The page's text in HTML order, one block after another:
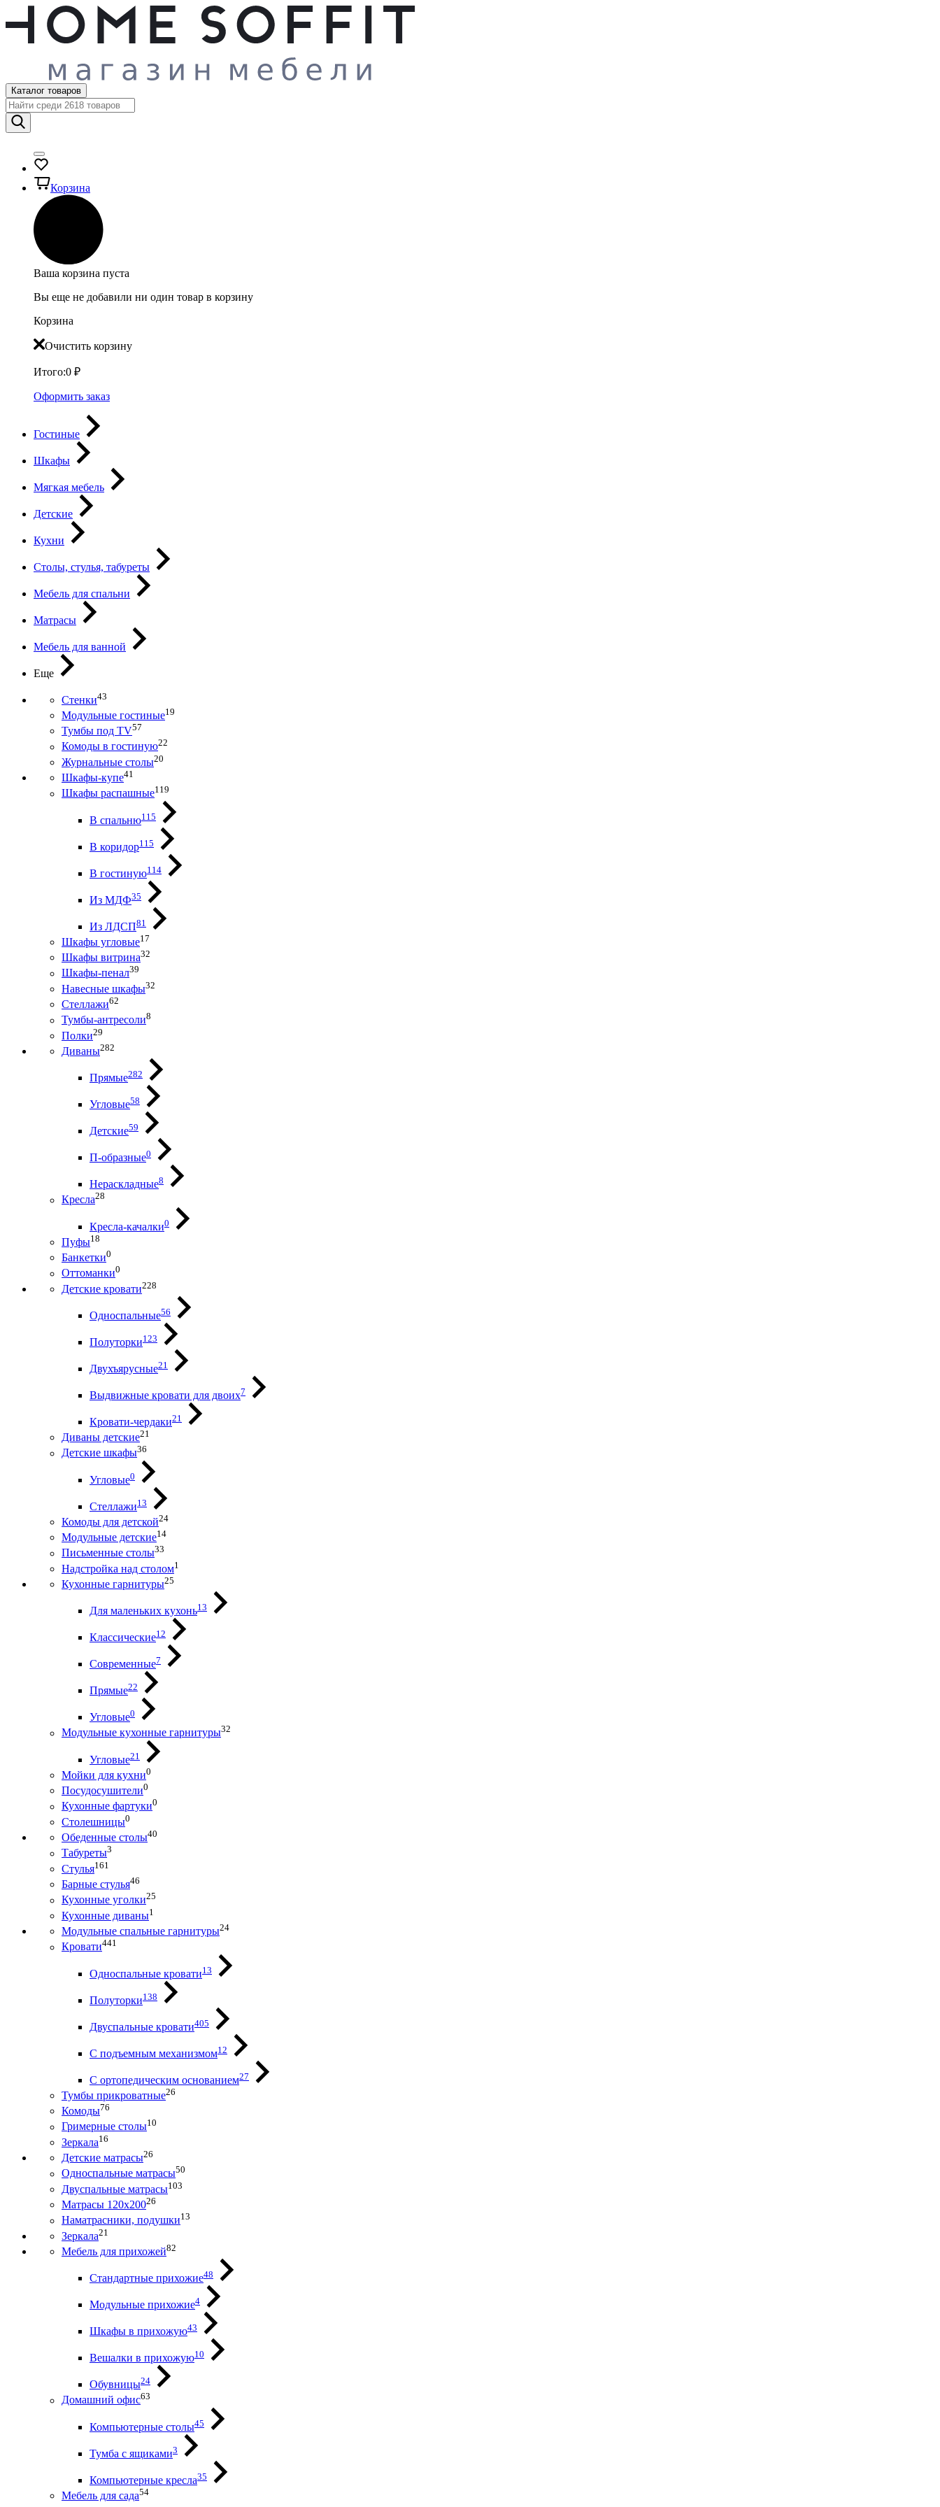
Каталог товаров
Корзина
Ваша корзина пуста
Вы еще не добавили ни один товар в корзину
Корзина
Очистить корзину
Итого:0 ₽
Оформить заказ
Гостиные
Шкафы
Мягкая мебель
Детские
Кухни
Столы, стулья, табуреты
Мебель для спальни
Матрасы
Мебель для ванной
Еще
Стенки43
Модульные гостиные19
Тумбы под ТV57
Комоды в гостиную22
Журнальные столы20
Шкафы-купе41
Шкафы распашные119
В спальню115
В коридор115
В гостиную114
Из МДФ35
Из ЛДСП81
Шкафы угловые17
Шкафы витрина32
Шкафы-пенал39
Навесные шкафы32
Стеллажи62
Тумбы-антресоли8
Полки29
Диваны282
Прямые282
Угловые58
Детские59
П-образные0
Нераскладные8
Кресла28
Кресла-качалки0
Пуфы18
Банкетки0
Оттоманки0
Детские кровати228
Односпальные56
Полуторки123
Двухъярусные21
Выдвижные кровати для двоих7
Кровати-чердаки21
Диваны детские21
Детские шкафы36
Угловые0
Стеллажи13
Комоды для детской24
Модульные детские14
Письменные столы33
Надстройка над столом1
Кухонные гарнитуры25
Для маленьких кухонь13
Классические12
Современные7
Прямые22
Угловые0
Модульные кухонные гарнитуры32
Угловые21
Мойки для кухни0
Посудосушители0
Кухонные фартуки0
Столешницы0
Обеденные столы40
Табуреты3
Стулья161
Барные стулья46
Кухонные уголки25
Кухонные диваны1
Модульные спальные гарнитуры24
Кровати441
Односпальные кровати13
Полуторки138
Двуспальные кровати405
С подъемным механизмом12
С ортопедическим основанием27
Тумбы прикроватные26
Комоды76
Гримерные столы10
Зеркала16
Детские матрасы26
Односпальные матрасы50
Двуспальные матрасы103
Матрасы 120х20026
Наматрасники, подушки13
Зеркала21
Мебель для прихожей82
Стандартные прихожие48
Модульные прихожие4
Шкафы в прихожую43
Вешалки в прихожую10
Обувницы24
Домашний офис63
Компьютерные столы45
Тумба с ящиками3
Компьютерные кресла35
Мебель для сада54